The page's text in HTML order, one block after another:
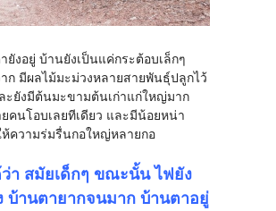
งอยู่ บ้านยังเป็นแค่กระต้อบเล็กๆ
ก มีผลไม้มะม่วงหลายสายพันธุ์ปลูกไว้
ะยังมีต้นมะขามต้นเก่าแก่ใหญ่มาก
คนโอบเลยทีเดียว และมีน้อยหน่า
ความร่มรื่นกอใหญ่หลายกอ
า สมัยเด็กๆ ขณะนั้น ไฟยัง
บ้านตายากจนมาก บ้านตาอยู่